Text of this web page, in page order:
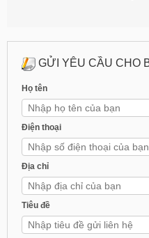
GỬI YÊU CẦU CHO
Họ tên
Điện thoại
Địa chỉ
Tiêu đề